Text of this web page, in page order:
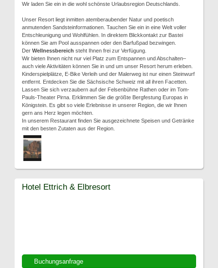
Wir laden Sie ein in die wohl schönste Urlaubsregion Deutschlands.
Unser Resort liegt inmitten atemberaubender Natur und poetisch
anmutenden Sandsteinformationen. Tauchen Sie ein in eine Welt voller
Entschleunigung und Wohlfühlen. In direktem Blickkontakt zur Bastei
können Sie am Pool ausspannen oder den Barfußpad bezwingen.
Der Wellnessbereich steht Ihnen frei zur Verfügung.
Wir bieten Ihnen nicht nur viel Platz zum Entspannen und Abschalten–
auch viele Aktivitäten können Sie in und um unser Resort herum erleben.
Kinderspielplätze, E-Bike Verleih und der Malerweg ist nur einen Steinwurf
entfernt. Entdecken Sie die Sächsische Schweiz mit all ihren Facetten.
Lassen Sie sich verzaubern auf der Felsenbühne Rathen oder im Tom-
Pauls-Theater Pirna. Erklimmen Sie die größte Bergfestung Europas in
Königstein. Es gibt so viele Erlebnisse in unserer Region, die wir Ihnen
gern ans Herz legen möchten.
In unserem Restaurant finden Sie ausgezeichnete Speisen und Getränke
mit den besten Zutaten aus der Region.
Buchungsanfrage
Hotel Ettrich & Elbresort